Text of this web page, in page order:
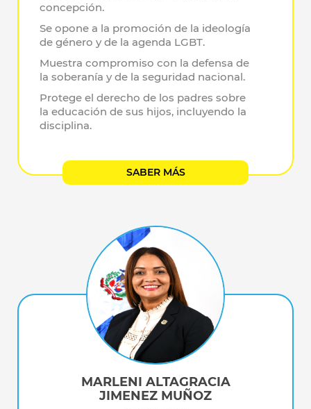
concepción.
Se opone a la promoción de la ideología
de género y de la agenda LGBT.
Muestra compromiso con la defensa de
la soberanía y de la seguridad nacional.
Protege el derecho de los padres sobre
la educación de sus hijos, incluyendo la
disciplina.
SABER MÁS
MARLENI ALTAGRACIA
JIMENEZ MUÑOZ